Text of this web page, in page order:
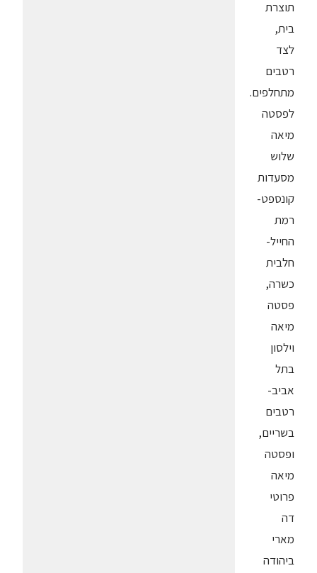
תוצרת
בית,
לצד
רטבים
מתחלפים.
לפסטה
מיאה
שלוש
מסעדות
קונספט-
רמת
החייל-
חלבית
כשרה,
פסטה
מיאה
וילסון
בתל
אביב-
רטבים
בשריים,
ופסטה
מיאה
פרוטי
דה
מארי
ביהודה